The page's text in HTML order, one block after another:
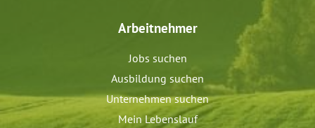
Arbeitnehmer
Jobs suchen
Ausbildung suchen
Unternehmen suchen
Mein Lebenslauf